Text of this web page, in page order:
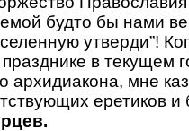
будто бы нами
утверди”!
в текущем
мне
еретиков и